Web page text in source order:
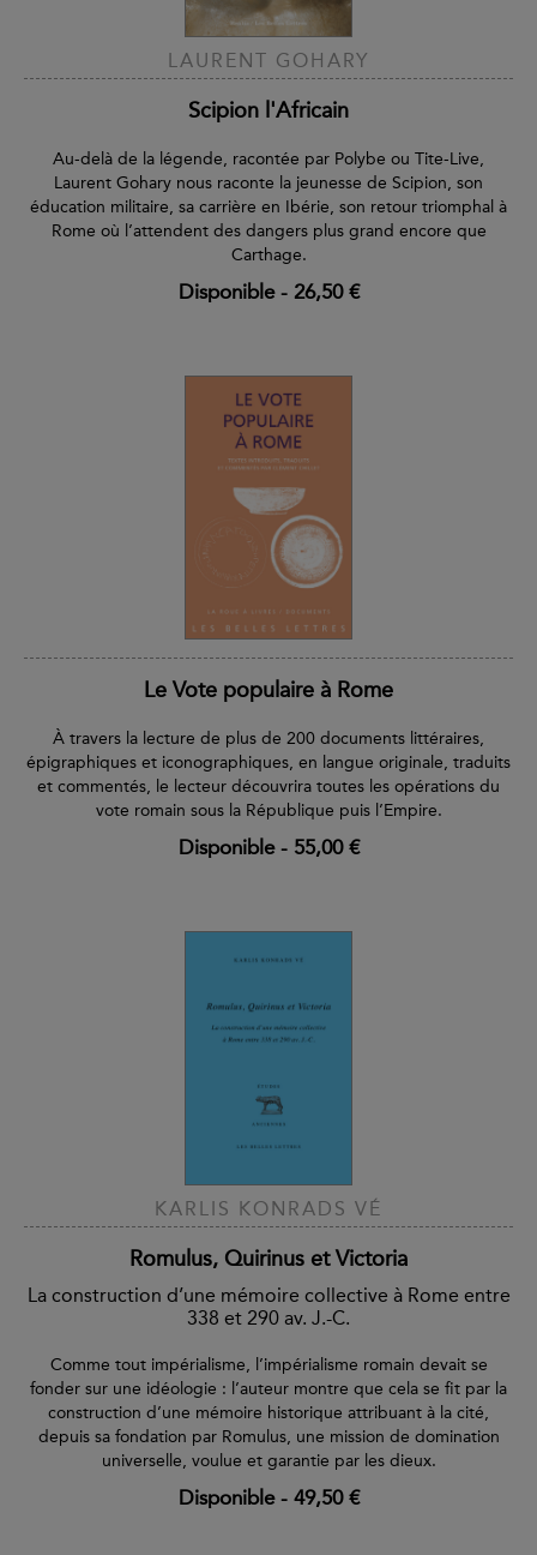
LAURENT GOHARY
Scipion l'Africain
Au-delà de la légende, racontée par Polybe ou Tite-Live,
Laurent Gohary nous raconte la jeunesse de Scipion, son
éducation militaire, sa carrière en Ibérie, son retour triomphal à
Rome où l’attendent des dangers plus grand encore que
Carthage.
Disponible- 26,50 €
Le Vote populaire à Rome
À travers la lecture de plus de 200 documents littéraires,
épigraphiques et iconographiques, en langue originale, traduits
et commentés, le lecteur découvrira toutes les opérations du
vote romain sous la République puis l’Empire.
Disponible- 55,00 €
KARLIS KONRADS VÉ
Romulus, Quirinus et Victoria
La construction d’une mémoire collective à Rome entre
338 et 290 av. J.-C.
Comme tout impérialisme, l’impérialisme romain devait se
fonder sur une idéologie : l’auteur montre que cela se fit par la
construction d’une mémoire historique attribuant à la cité,
depuis sa fondation par Romulus, une mission de domination
universelle, voulue et garantie par les dieux.
Disponible- 49,50 €